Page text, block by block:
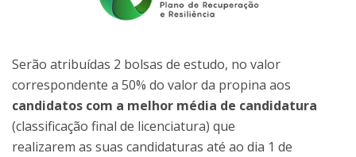
Serão atribuídas 2 bolsas de estudo, no valor
correspondente a 50% do valor da propina aos
candidatos com a melhor média de candidatura
(classificação final de licenciatura) que
realizarem as suas candidaturas até ao dia 1 de